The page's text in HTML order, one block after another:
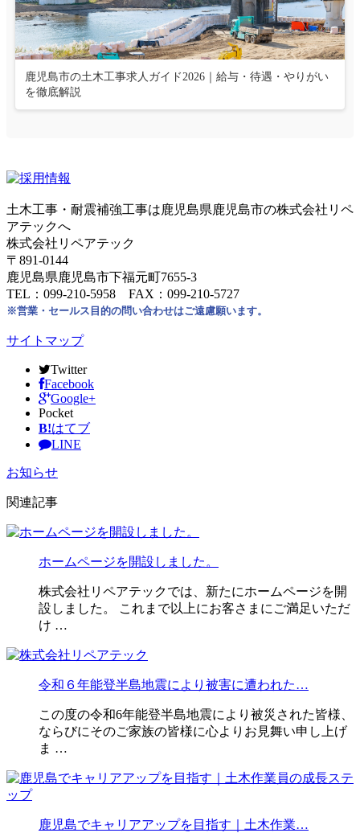
鹿児島市の土木工事求人ガイド2026｜給与・待遇・やりがい
を徹底解説
土木工事・耐震補強工事は鹿児島県鹿児島市の株式会社リペ
アテックへ
株式会社リペアテック
〒891-0144
鹿児島県鹿児島市下福元町7655-3
TEL：099-210-5958 FAX：099-210-5727
※営業・セールス目的の問い合わせはご遠慮願います。
サイトマップ
Twitter
Facebook
Google+
Pocket
B!はてブ
LINE
お知らせ
関連記事
ホームページを開設しました。
株式会社リペアテックでは、新たにホームページを開
設しました。 これまで以上にお客さまにご満足いただ
け …
令和６年能登半島地震により被害に遭われた…
この度の令和6年能登半島地震により被災された皆様、
ならびにそのご家族の皆様に心よりお見舞い申し上げ
ま …
鹿児島でキャリアアップを目指す｜土木作業…